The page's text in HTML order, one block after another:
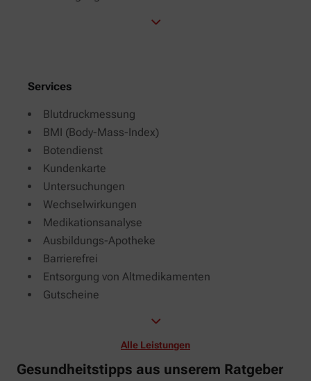
Services
Blutdruckmessung
BMI (Body-Mass-Index)
Botendienst
Kundenkarte
Untersuchungen
Wechselwirkungen
Medikationsanalyse
Ausbildungs-Apotheke
Barrierefrei
Entsorgung von Altmedikamenten
Gutscheine
Alle Leistungen
Gesundheitstipps aus unserem Ratgeber